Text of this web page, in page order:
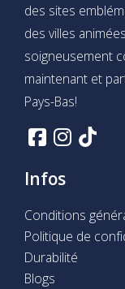
des sites
des villes
soigneusement
maintenant et
Pays-Bas!
Infos
Conditions
Politique de
Durabilité
Blogs